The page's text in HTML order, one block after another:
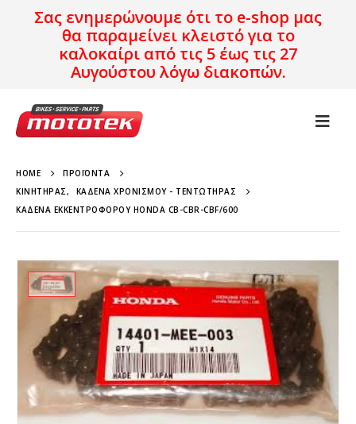
Σας ενημερώνουμε ότι το e-shop μας
θα παραμείνει κλειστό για το
καλοκαίρι από τις 5 έως τις 27
Αυγούστου λόγω διακοπών.
HOME
ΠΡΟΪΌΝΤΑ
ΚΙΝΗΤΉΡΑΣ,
ΚΑΔΈΝΑ ΧΡΟΝΙΣΜΟΎ - ΤΕΝΤΩΤΉΡΑΣ
ΚΑΔΈΝΑ ΕΚΚΕΝΤΡΟΦΌΡΟΥ HONDA CB-CBR-CBF/600